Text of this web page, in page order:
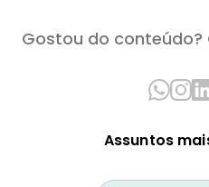
Gostou do conteúdo?
Assuntos